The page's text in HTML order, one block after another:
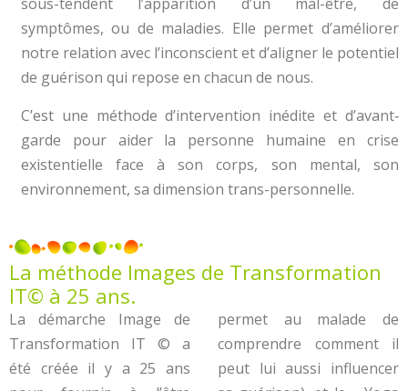
symptômes, ou de maladies. Elle permet d’améliorer
notre relation avec l’inconscient et d’aligner le potentiel
de guérison qui repose en chacun de nous.
C’est une méthode d’intervention inédite et d’avant‐
garde pour aider la personne humaine en crise
existentielle face à son corps, son mental, son
environnement, sa dimension trans-personnelle.
La méthode Images de Transformation
IT© à 25 ans.
La démarche Image de
Transformation IT © a
été créée il y a 25 ans
permet au malade de
comprendre comment il
peut lui aussi influencer